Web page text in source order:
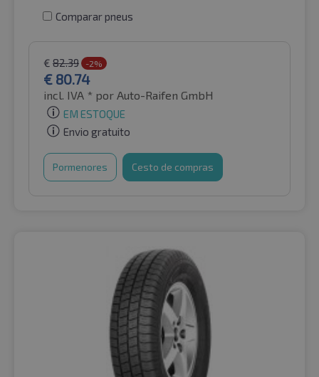
Comparar pneus
€ 82.39 -2%
€ 80.74
incl. IVA * por Auto-Raifen GmbH
EM ESTOQUE
Envio gratuito
Pormenores Cesto de compras